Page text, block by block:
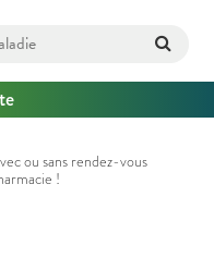
ou sans rendez-vous
!